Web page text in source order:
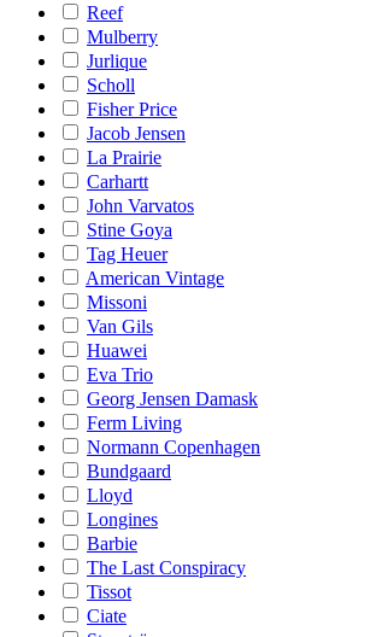
Reef
Mulberry
Jurlique
Scholl
Fisher Price
Jacob Jensen
La Prairie
Carhartt
John Varvatos
Stine Goya
Tag Heuer
American Vintage
Missoni
Van Gils
Huawei
Eva Trio
Georg Jensen Damask
Ferm Living
Normann Copenhagen
Bundgaard
Lloyd
Longines
Barbie
The Last Conspiracy
Tissot
Ciate